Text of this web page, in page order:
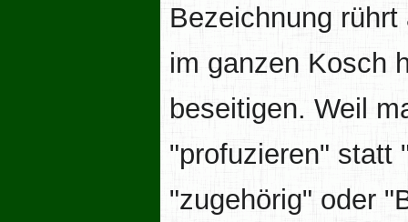
Bezeichnung
im ganzen Kosch
beseitigen. Weil
"profuzieren" statt
"zugehörig" oder